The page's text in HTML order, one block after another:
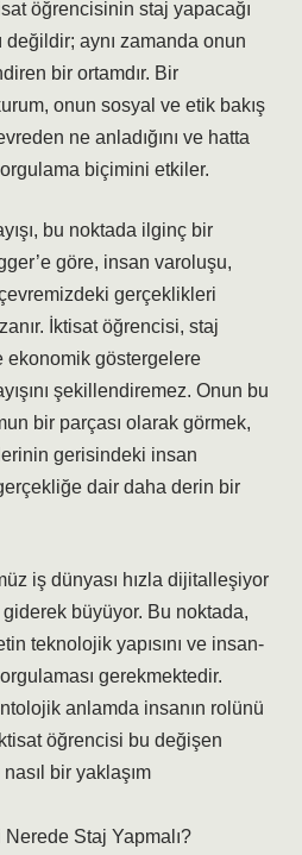
öğrencisinin staj yapacağı
değildir; aynı zamanda onun
bir ortamdır. Bir
onun sosyal ve etik bakış
ne anladığını ve hatta
biçimini etkiler.
bu noktada ilginç bir
göre, insan varoluşu,
gerçeklikleri
İktisat öğrencisi, staj
ekonomik göstergelere
şekillendiremez. Onun bu
bir parçası olarak görmek,
gerisindeki insan
dair daha derin bir
iş dünyası hızla dijitalleşiyor
büyüyor. Bu noktada,
teknolojik yapısını ve insan-
gerekmektedir.
anlamda insanın rolünü
öğrencisi bu değişen
nasıl bir yaklaşım
Staj Yapmalı?